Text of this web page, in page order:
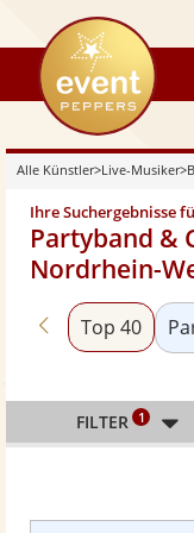
eventpeppers
Alle Künstler>Live-Musiker>
Ihre Suchergebnisse
Partyband &
Nordrhein-
Zurück zu
Top 40
FILTER 1